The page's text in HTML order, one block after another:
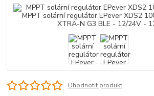
Ohodnotit produkt